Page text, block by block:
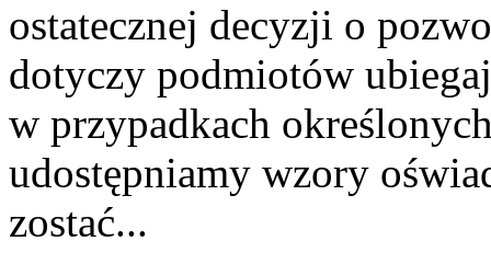
ostatecznej decyzji o
dotyczy podmiotów
w przypadkach
udostępniamy wzory
zostać...